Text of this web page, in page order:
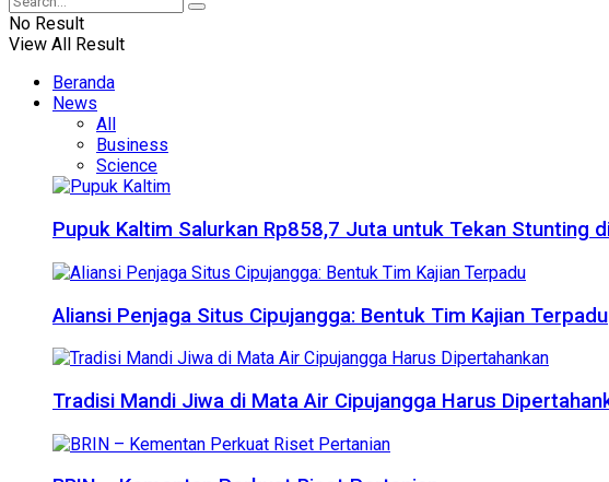
No Result
View All Result
Beranda
News
All
Business
Science
Pupuk Kaltim Salurkan Rp858,7 Juta untuk Tekan Stunting
Aliansi Penjaga Situs Cipujangga: Bentuk Tim Kajian Terpadu
Tradisi Mandi Jiwa di Mata Air Cipujangga Harus